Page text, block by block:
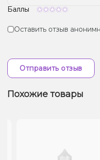
Баллы
Оставить отзыв
Отправить отзыв
Похожие товары